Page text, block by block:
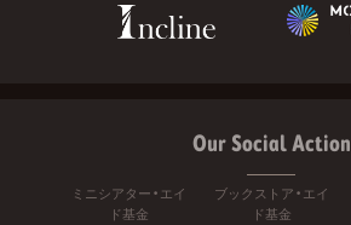
Our Social Action
ミニシアター・エイ
ド基金
ブックストア・エイ
ド基金